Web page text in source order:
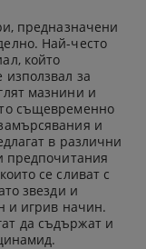
предназначени
Най-често
който
за
мазнини и
същевременно
и
в различни
предпочитания
се сливат с
звезди и
и игрив начин.
да съдържат и